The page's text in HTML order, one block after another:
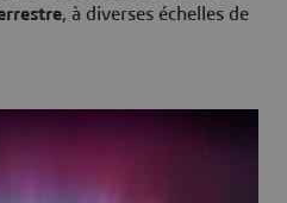
, à diverses échelles de